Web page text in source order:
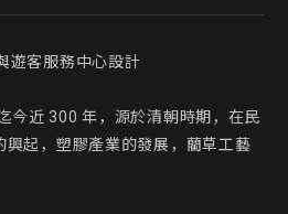
遊客服務中心設計
今近 300 年，源於清朝時期，在民
興起，塑膠產業的發展，藺草工藝